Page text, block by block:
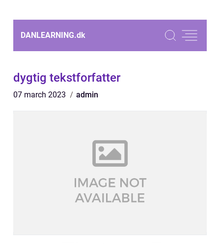
DANLEARNING.dk
dygtig tekstforfatter
07 march 2023 admin